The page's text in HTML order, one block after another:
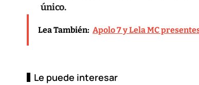
único.
Lea También: Apolo 7 y Lela MC
Le puede interesar